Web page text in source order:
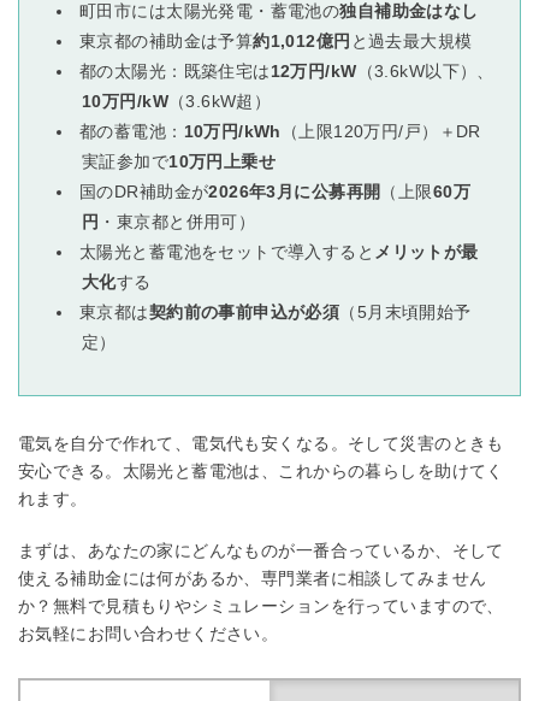
町田市には太陽光発電・蓄電池の独自補助金はなし
東京都の補助金は予算約1,012億円 と過去最大規模
都の太陽光：既築住宅は12万円/kW （3.6kW以下）、
10万円/kW（3.6kW超）
都の蓄電池： 10万円/kWh
（上限120万円/戸）＋DR
実証参加で10万円上乗せ
国のDR補助金が2026年3月に公募再開 （上限60万
円 ・東京都と併用可）
太陽光と蓄電池をセットで導入すると メリットが最
大化する
東京都は契約前の事前申込が必須 （5月末頃開始予
定）
電気を自分で作れて、電気代も安くなる。そして災害のときも
安心できる。太陽光と蓄電池は、これからの暮らしを助けてく
れます。
まずは、あなたの家にどんなものが一番合っているか、そして
使える補助金には何があるか、専門業者に相談してみません
か？無料で見積もりやシミュレーションを行っていますので、
お気軽にお問い合わせください。